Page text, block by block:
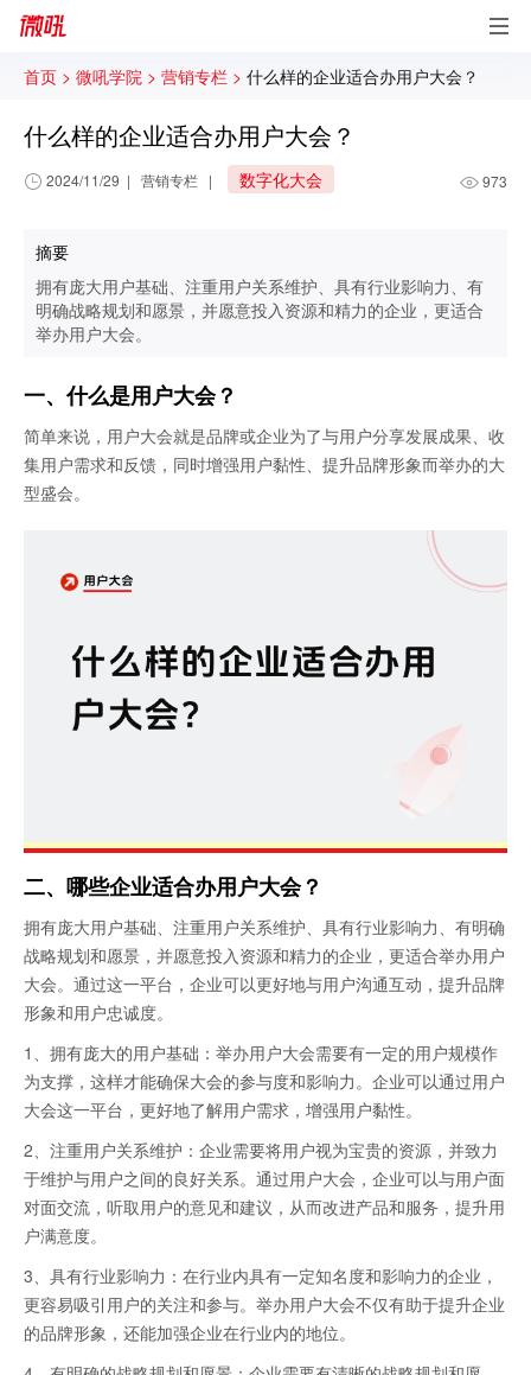
首页 > 微吼学院 > 营销专栏 > 什么样的企业适合办用户大会？
什么样的企业适合办用户大会？
2024/11/29 | 营销专栏 | 数字化大会 973
摘要
拥有庞大用户基础、注重用户关系维护、具有行业影响力、有
明确战略规划和愿景，并愿意投入资源和精力的企业，更适合
举办用户大会。
一、什么是用户大会？
简单来说，用户大会就是品牌或企业为了与用户分享发展成果、收
集用户需求和反馈，同时增强用户黏性、提升品牌形象而举办的大
型盛会。
二、哪些企业适合办用户大会？
拥有庞大用户基础、注重用户关系维护、具有行业影响力、有明确
战略规划和愿景，并愿意投入资源和精力的企业，更适合举办用户
大会。通过这一平台，企业可以更好地与用户沟通互动，提升品牌
形象和用户忠诚度。
1、‌拥有庞大的用户基础‌：举办用户大会需要有一定的用户规模作
为支撑，这样才能确保大会的参与度和影响力。企业可以通过用户
大会这一平台，更好地了解用户需求，增强用户黏性。
2、‌注重用户关系维护‌：企业需要将用户视为宝贵的资源，并致力
于维护与用户之间的良好关系。通过用户大会，企业可以与用户面
对面交流，听取用户的意见和建议，从而改进产品和服务，提升用
户满意度。
3、‌具有行业影响力‌：在行业内具有一定知名度和影响力的企业，
更容易吸引用户的关注和参与。举办用户大会不仅有助于提升企业
的品牌形象，还能加强企业在行业内的地位。